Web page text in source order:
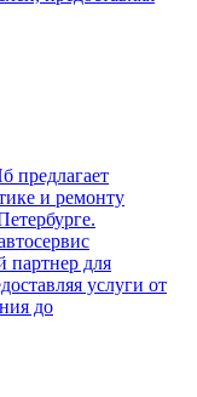
предлагает
и ремонту
партнер для
услуги от
до